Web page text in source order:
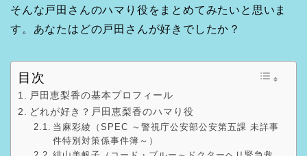
そんな戸田さんのハマり役をまとめてみたいと思いま
す。あなたはどの戸田さんが好きでしたか？
目次
戸田恵梨香の基本プロフィール
どれが好き？戸田恵梨香のハマり役
当麻彩綾（SPEC ～警視庁公安部公安第五課 未詳事
件特別対策係事件簿～）